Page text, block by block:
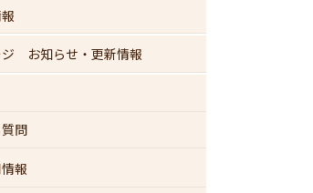
ジ お知らせ・更新情報
問
報